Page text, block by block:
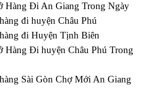
Hàng Đi An Giang Trong Ngày
đi huyện Châu Phú
đi Huyện Tịnh Biên
Hàng Đi huyện Châu Phú Trong
Sài Gòn Chợ Mới An Giang